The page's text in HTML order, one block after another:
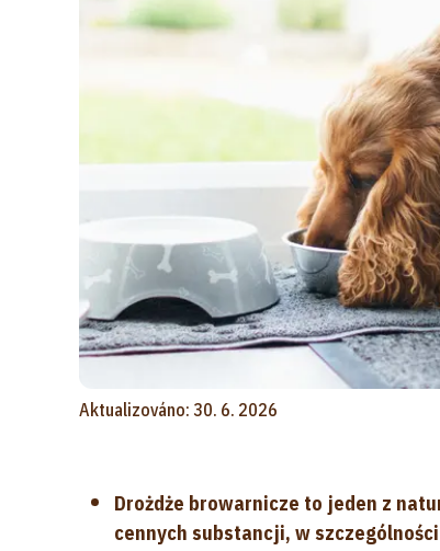
Aktualizováno: 30. 6. 2026
Drożdże browarnicze to jeden z
cennych substancji, w